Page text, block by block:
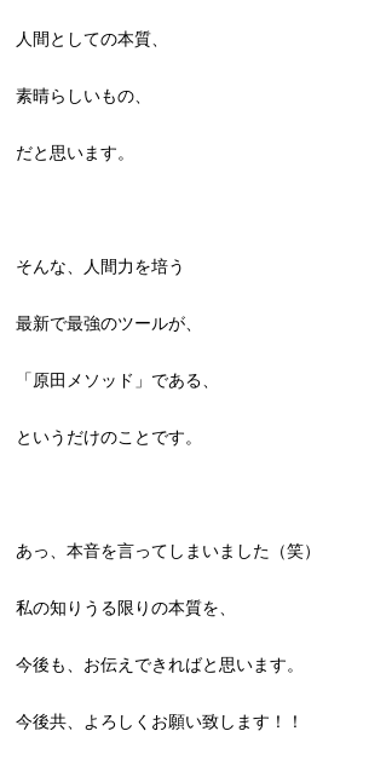
人間としての本質、
素晴らしいもの、
だと思います。
そんな、人間力を培う
最新で最強のツールが、
「原田メソッド」である、
というだけのことです。
あっ、本音を言ってしまいました（笑）
私の知りうる限りの本質を、
今後も、お伝えできればと思います。
今後共、よろしくお願い致します！！